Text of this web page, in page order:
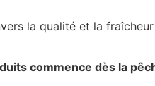
la qualité et la
commence dès la